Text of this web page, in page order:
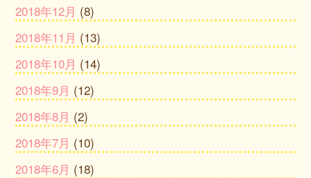
2018年12月 (8)
2018年11月 (13)
2018年10月 (14)
2018年9月 (12)
2018年8月 (2)
2018年7月 (10)
2018年6月 (18)